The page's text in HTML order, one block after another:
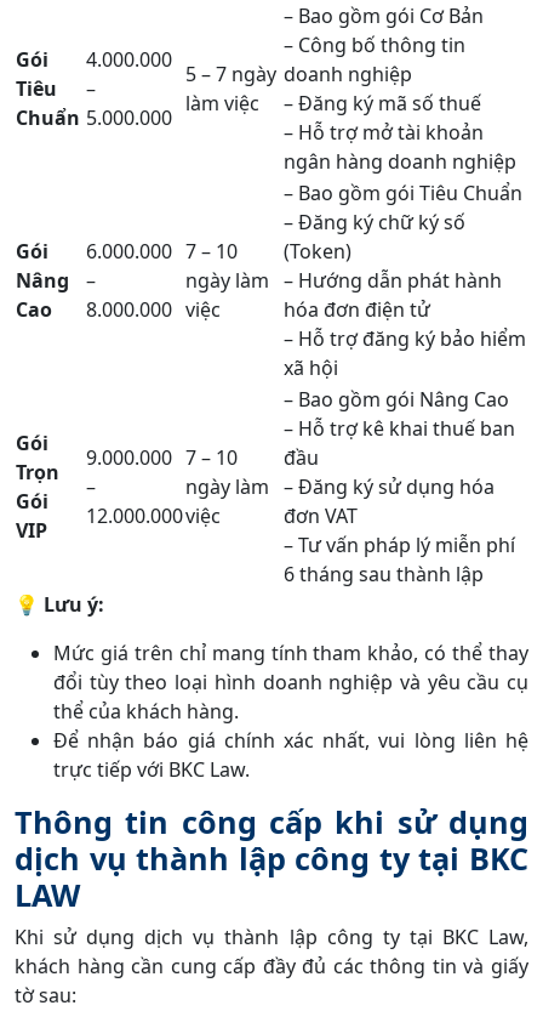
Gói
Tiêu
Chuẩn
4.000.000
–
5.000.000
5 – 7 ngày
làm việc
– Bao gồm gói Cơ Bản
– Công bố thông tin
doanh nghiệp
– Đăng ký mã số thuế
– Hỗ trợ mở tài khoản
ngân hàng doanh nghiệp
Gói
Nâng
Cao
6.000.000
–
8.000.000
7 – 10
ngày làm
việc
– Bao gồm gói Tiêu Chuẩn
– Đăng ký chữ ký số
(Token)
– Hướng dẫn phát hành
hóa đơn điện tử
– Hỗ trợ đăng ký bảo hiểm
xã hội
Gói
Trọn
Gói
VIP
9.000.000
–
12.000.000
7 – 10
ngày làm
việc
– Bao gồm gói Nâng Cao
– Hỗ trợ kê khai thuế ban
đầu
– Đăng ký sử dụng hóa
đơn VAT
– Tư vấn pháp lý miễn phí
6 tháng sau thành lập
💡 Lưu ý:
Mức giá trên chỉ mang tính tham khảo, có thể thay
đổi tùy theo loại hình doanh nghiệp và yêu cầu cụ
thể của khách hàng.
Để nhận báo giá chính xác nhất, vui lòng liên hệ
trực tiếp với BKC Law.
Thông tin công cấp khi sử dụng
dịch vụ thành lập công ty tại BKC
LAW
Khi sử dụng dịch vụ thành lập công ty tại BKC Law,
khách hàng cần cung cấp đầy đủ các thông tin và giấy
tờ sau: